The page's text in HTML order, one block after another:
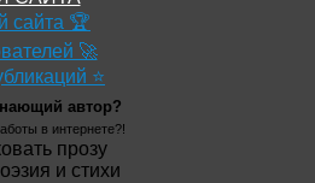
сайта 🏆
🚀
⭐
автор?
в интернете?!
прозу
и стихи